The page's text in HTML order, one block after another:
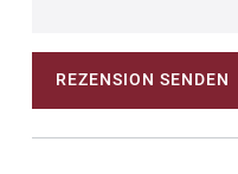
REZENSION SENDEN